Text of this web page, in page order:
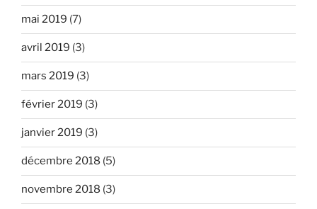
mai 2019 (7)
avril 2019 (3)
mars 2019 (3)
février 2019 (3)
janvier 2019 (3)
décembre 2018 (5)
novembre 2018 (3)